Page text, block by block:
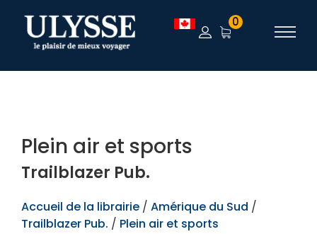
TEST 0
Plein air et sports
Trailblazer Pub.
Accueil de la librairie / Amérique du Sud /
Trailblazer Pub. / Plein air et sports